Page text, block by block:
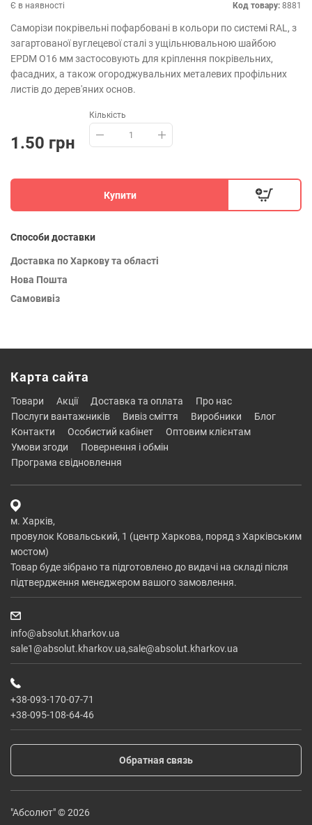
Є в наявності Код товару: 8881
Саморізи покрівельні пофарбовані в кольори по системі RAL, з
загартованої вуглецевої сталі з ущільнювальною шайбою
EPDM O16 мм застосовують для кріплення покрівельних,
фасадних, а також огороджувальних металевих профільних
листів до дерев'яних основ.
1.50 грн
Кількість
Купити
Способи доставки
Доставка по Харкову та області
Нова Пошта
Самовивіз
Карта сайта
товари акції доставка та оплата
про нас
послуги вантажників
вивіз сміття виробники
блог
контакти
особистий кабінет
оптовим клієнтам
умови згоди
повернення і обмін
програма євідновлення
м. Харків,
провулок Ковальський, 1 (центр Харкова, поряд з Харківським
мостом)
Товар буде зібрано та підготовлено до видачі на складі після
підтвердження менеджером вашого замовлення.
info@absolut.kharkov.ua
sale1@absolut.kharkov.ua,sale@absolut.kharkov.ua
+38-093-170-07-71
+38-095-108-64-46
Обратная связь
"Абсолют" © 2026